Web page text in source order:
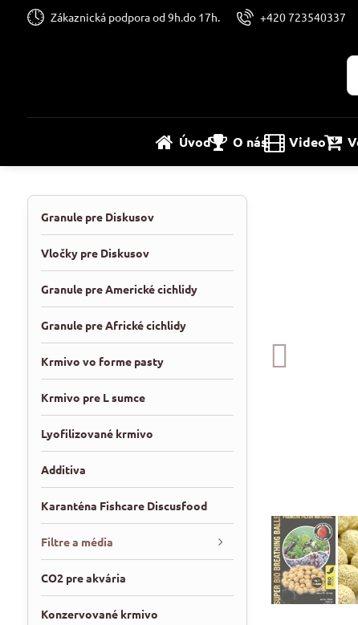
Zákaznická podpora od 9h.do 17h. +420 723540337
Úvod O nás Video
Granule pre Diskusov
Vločky pre Diskusov
Granule pre Americké cichlidy
Granule pre Africké cichlidy
Krmivo vo forme pasty
Krmivo pre L sumce
Lyofilizované krmivo
Additiva
Karanténa Fishcare Discusfood
Filtre a média
CO2 pre akvária
Konzervované krmivo